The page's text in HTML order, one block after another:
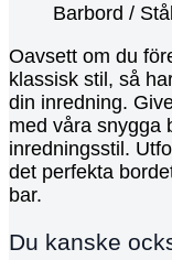
Barbord /
Oavsett om du
klassisk stil, så
din inredning.
med våra snygga
inredningsstil.
det perfekta
bar.
Du kanske